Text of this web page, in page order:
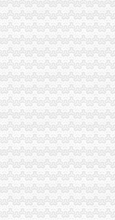
上海税务-微博
服务栏目_机电之家网
软件园